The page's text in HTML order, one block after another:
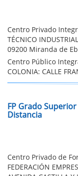
Centro Privado
TÉCNICO
09200 Miranda de
Centro Público
COLONIA: CALLE
FP Grado
Distancia
Centro Privado de
FEDERACIÓN